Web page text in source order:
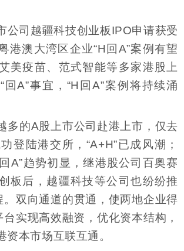
公司越疆科技创业板IPO申请获受
港澳大湾区企业“H回A”案例有望
美疫苗、范式智能等多家港股上
A”事宜，“H回A”案例将持续涌
多的A股上市公司赴港上市，仅去
登陆港交所，“A+H”已成风潮；
A”趋势初显，继港股公司百奥赛
板后，越疆科技等公司也纷纷推
双向通道的贯通，使两地企业得
台实现高效融资，优化资本结构，
资本市场互联互通。